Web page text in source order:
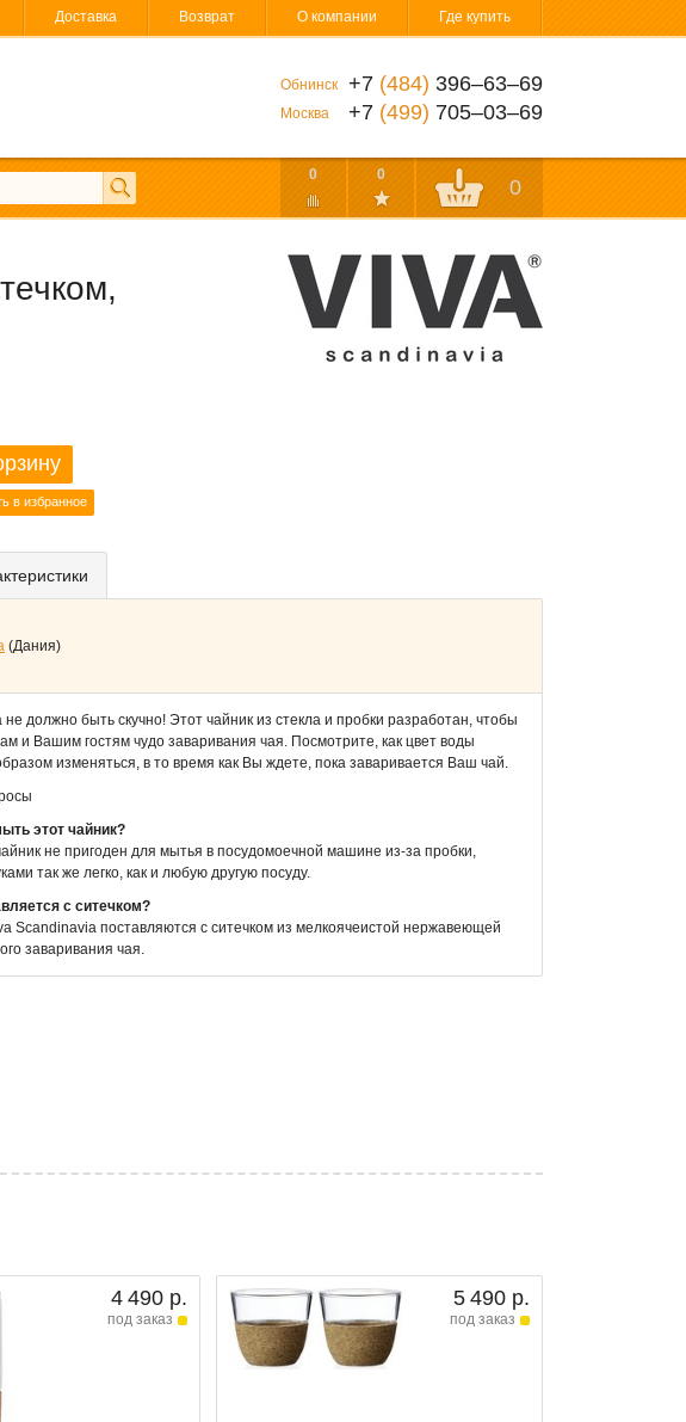
Доставка Возврат О компании Где купить
Обнинск +7 (484) 396‒63‒69
Москва +7 (499) 705‒03‒69
0 0
0
в избранное
(Дания)
не должно быть скучно! Этот чайник из стекла и пробки разработан, чтобы
и Вашим гостям чудо заваривания чая. Посмотрите, как цвет воды
изменяться, в то время как Вы ждете, пока заваривается Ваш чай.
этот чайник?
не пригоден для мытья в посудомоечной машине из-за пробки,
так же легко, как и любую другую посуду.
с ситечком?
Scandinavia поставляются с ситечком из мелкоячеистой нержавеющей
заваривания чая.
4 490 р.
под заказ
5 490 р.
под заказ